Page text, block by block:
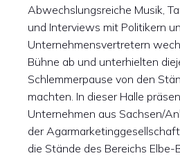
Abwechslungsreiche Musik,
und Interviews mit Politikern
Unternehmensvertretern
Bühne ab und unterhielten
Schlemmerpause von den
machten. In dieser Halle
Unternehmen aus Sachsen/
der
die Stände des Bereichs